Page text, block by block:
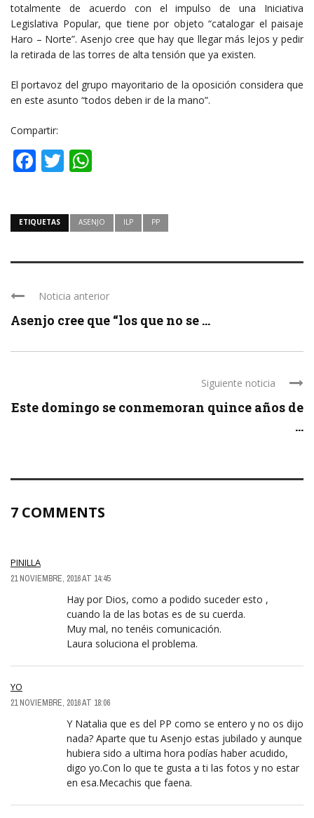
totalmente de acuerdo con el impulso de una Iniciativa
Legislativa Popular, que tiene por objeto “catalogar el paisaje
Haro – Norte”. Asenjo cree que hay que llegar más lejos y pedir
la retirada de las torres de alta tensión que ya existen.
El portavoz del grupo mayoritario de la oposición considera que
en este asunto “todos deben ir de la mano”.
Compartir:
Facebook
Twitter
ETIQUETAS ASENJO ILP PP
Noticia anterior
Asenjo cree que “los que no se ...
Siguiente noticia
Este domingo se conmemoran quince años de
...
7 COMMENTS
PINILLA
21 NOVIEMBRE, 2016 AT 14:45
Hay por Dios, como a podido suceder esto ,
cuando la de las botas es de su cuerda.
Muy mal, no tenéis comunicación.
Laura soluciona el problema.
YO
21 NOVIEMBRE, 2016 AT 18:06
Y Natalia que es del PP como se entero y no os dijo
nada? Aparte que tu Asenjo estas jubilado y aunque
hubiera sido a ultima hora podías haber acudido,
digo yo.Con lo que te gusta a ti las fotos y no estar
en esa.Mecachis que faena.